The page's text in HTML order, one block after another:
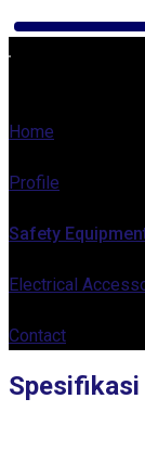
Home
Profile
Safety
Electrical
Contact
Spesifikasi